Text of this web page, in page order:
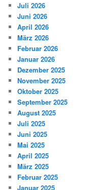
Juli 2026
Juni 2026
April 2026
März 2026
Februar 2026
Januar 2026
Dezember 2025
November 2025
Oktober 2025
September 2025
August 2025
Juli 2025
Juni 2025
Mai 2025
April 2025
März 2025
Februar 2025
Januar 2025